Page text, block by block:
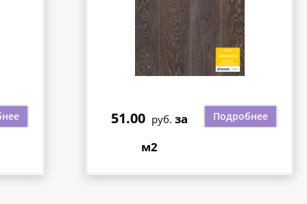
51.00 руб. за
м2
Подробнее